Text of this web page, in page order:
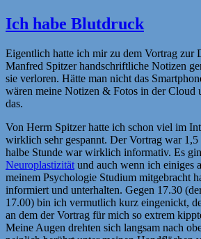
Ich habe Blutdruck
Eigentlich hatte ich mir zu dem Vortrag zur
Manfred Spitzer handschriftliche Notizen
sie verloren. Hätte man nicht das
wären meine Notizen & Fotos in der
das.
Von Herrn Spitzer hatte ich schon viel im
wirklich sehr gespannt. Der Vortrag war 1,5
halbe Stunde war wirklich informativ. Es
Neuroplastizität und auch wenn ich einiges
meinem Psychologie Studium mitgebracht
informiert und unterhalten. Gegen 17.30
17.00) bin ich vermutlich kurz eingenickt,
an dem der Vortrag für mich so extrem
Meine Augen drehten sich langsam nach